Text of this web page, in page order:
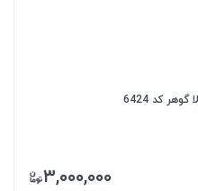
کد 6424
۳,۰۰۰,۰۰۰